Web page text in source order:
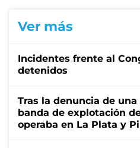
Ver más
Incidentes frente al
detenidos
Tras la denuncia de
banda de explotación
operaba en La Plata y